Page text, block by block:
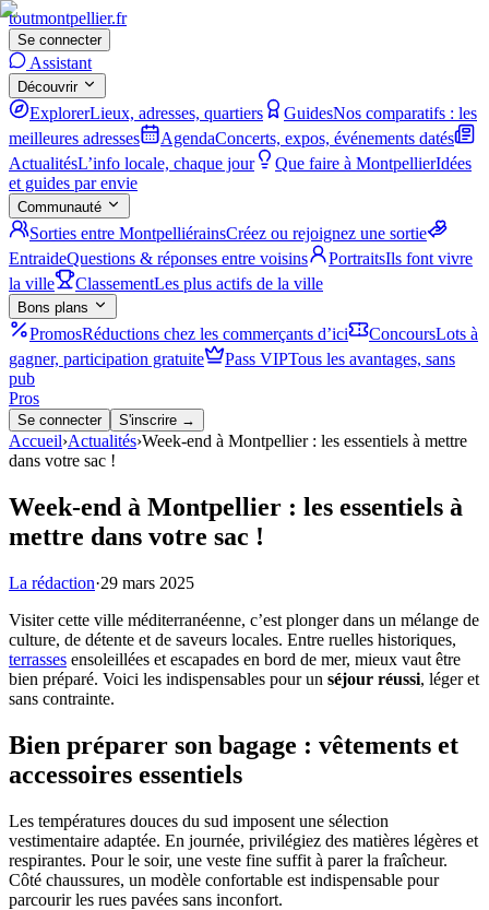
toutmontpellier.fr
Se connecter
Assistant
Découvrir
ExplorerLieux, adresses, quartiers GuidesNos comparatifs : les
meilleures adresses
AgendaConcerts, expos, événements datés
ActualitésL’info locale, chaque jour Que faire à MontpellierIdées
et guides par envie
Communauté
Sorties entre MontpelliérainsCréez ou rejoignez une sortie
EntraideQuestions & réponses entre voisins PortraitsIls font vivre
la ville
ClassementLes plus actifs de la ville
Bons plans
PromosRéductions chez les commerçants d’ici ConcoursLots à
gagner, participation gratuite
Pass VIPTous les avantages, sans
pub
Pros
Se connecter S'inscrire →
Accueil›Actualités›Week-end à Montpellier : les essentiels à mettre
dans votre sac !
Week-end à Montpellier : les essentiels à
mettre dans votre sac !
La rédaction·29 mars 2025
Visiter cette ville méditerranéenne, c’est plonger dans un mélange de
culture, de détente et de saveurs locales. Entre ruelles historiques,
terrasses ensoleillées et escapades en bord de mer, mieux vaut être
bien préparé. Voici les indispensables pour un séjour réussi, léger et
sans contrainte.
Bien préparer son bagage : vêtements et
accessoires essentiels
Les températures douces du sud imposent une sélection
vestimentaire adaptée. En journée, privilégiez des matières légères et
respirantes. Pour le soir, une veste fine suffit à parer la fraîcheur.
Côté chaussures, un modèle confortable est indispensable pour
parcourir les rues pavées sans inconfort.